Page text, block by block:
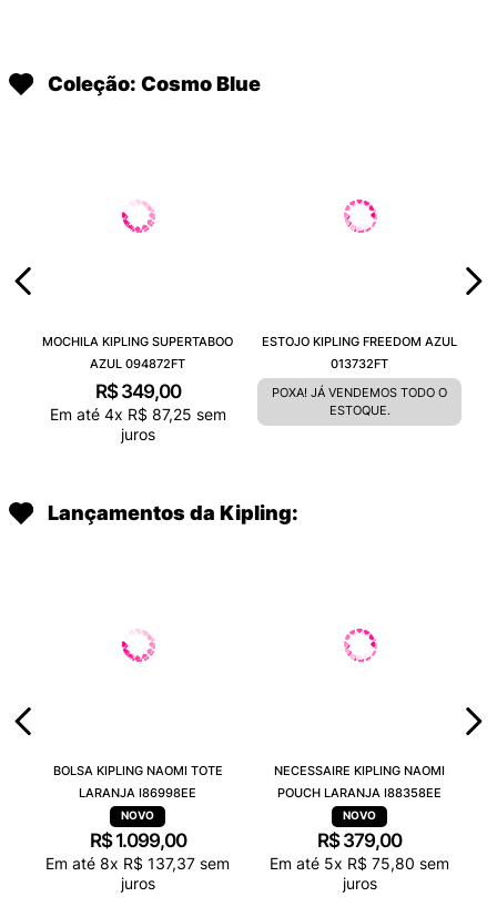
Coleção: Cosmo Blue
MOCHILA KIPLING SUPERTABOO
AZUL 094872FT
R$ 349,00
Em até 4x R$ 87,25 sem
juros
ESTOJO KIPLING FREEDOM AZUL
013732FT
POXA! JÁ VENDEMOS TODO O
ESTOQUE.
Lançamentos da Kipling:
BOLSA KIPLING NAOMI TOTE
LARANJA I86998EE
R$ 1.099,00
Em até 8x R$ 137,37 sem
juros
NECESSAIRE KIPLING NAOMI
POUCH LARANJA I88358EE
R$ 379,00
Em até 5x R$ 75,80 sem
juros